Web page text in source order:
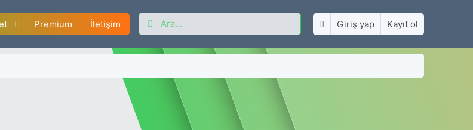
Premium İletişim Giriş yap Kayıt ol